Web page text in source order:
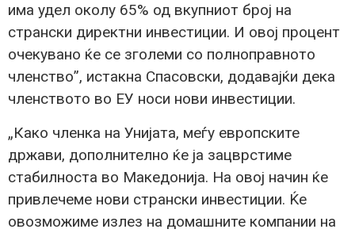
има удел околу 65% од вкупниот број на
странски директни инвестиции. И овој процент
очекувано ќе се зголеми со полноправното
членство”, истакна Спасовски, додавајќи дека
членството во ЕУ носи нови инвестиции.
„Како членка на Унијата, меѓу европските
држави, дополнително ќе ја зацврстиме
стабилноста во Македонија. На овој начин ќе
привлечеме нови странски инвестиции. Ќе
овозможиме излез на домашните компании на